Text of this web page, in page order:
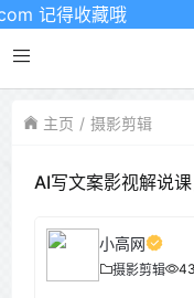
记得收藏哦
主页 摄影剪辑
AI写文案影视解说
小高网
摄影剪辑